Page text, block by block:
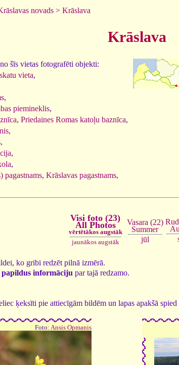
novads > Krāslava
Krāslava
šīs vietas fotografēti objekti:
vieta,
,
piemineklis,
, Priedaines Romas katoļu baznīca,
,
,
,
,
pagastnams, Krāslavas pagastnams,
Visi foto (23)
All Photos
vērtētākos augstāk
jaunākos augstāk
Vasara (22)
Summer
jūl
ko gribi redzēt pilnā izmērā.
papildus informāciju par tajā redzamo.
ķeksīti pie attiecīgām bildēm un lapas apakšā
Foto: Ansis Opmanis